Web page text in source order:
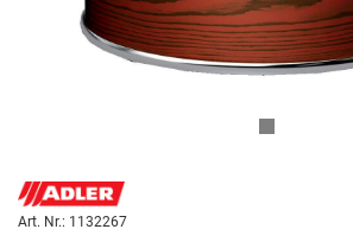
Art. Nr.: 1132267